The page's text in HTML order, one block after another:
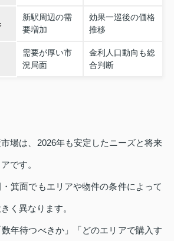
新駅周辺の需
要増加
効果一巡後の価格
推移
需要が厚い市
況局面
金利人口動向も総
合判断
場は、2026年も安定したニーズと将来
です。
箕面でもエリアや物件の条件によって
く異なります。
数年待つべきか」「どのエリアで購入す